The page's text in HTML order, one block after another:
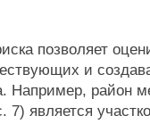
позволяет
и
Например, район
7) является